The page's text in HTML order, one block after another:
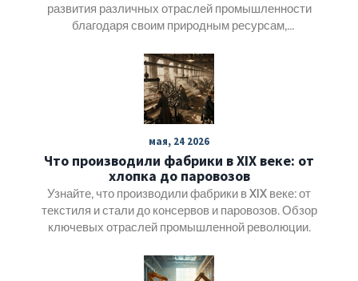
развития различных отраслей промышленности
благодаря своим природным ресурсам,
потенциалу. Исследования показывают, что такие
отрасли, как энергетика, строительство,
агропромышленный комплекс и информационные
технологии, могут стать драйверами экономического
роста. При правильных инвестициях и государственной
поддержке эти сектора могут создать новые рабочие
места и повысить экспортный потенциал страны. Важно
также учитывать экологические аспекты и современные
мировые тенденции для успешного развития экономики.
мая, 24 2026
Что производили фабрики в XIX веке: от
хлопка до паровозов
Узнайте, что производили фабрики в XIX веке: от
текстиля и стали до консервов и паровозов. Обзор
ключевых отраслей промышленной революции.